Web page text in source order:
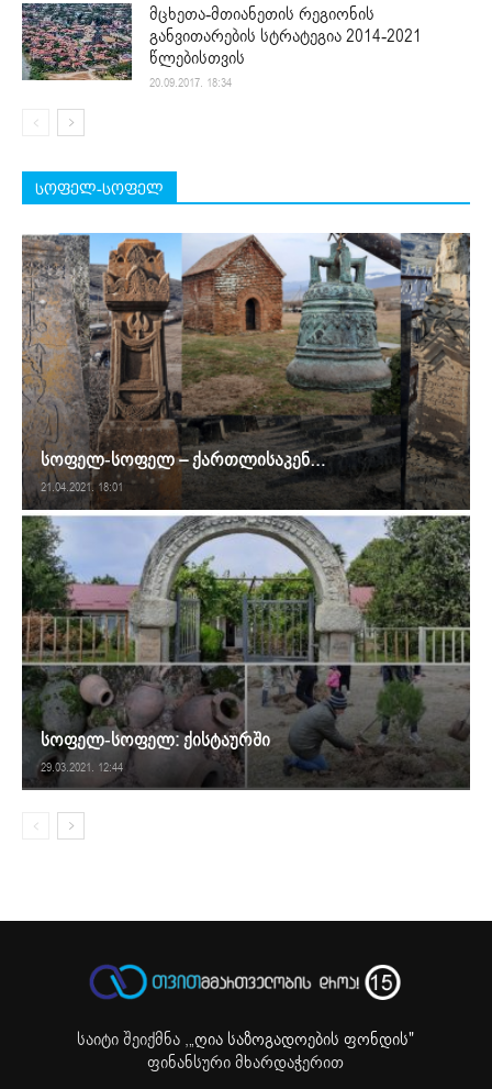
მცხეთა-მთიანეთის რეგიონის
განვითარების სტრატეგია 2014-2021
წლებისთვის
20.09.2017. 18:34
სოფელ-სოფელ
სოფელ-სოფელ – ქართლისაკენ…
21.04.2021. 18:01
სოფელ-სოფელ: ქისტაურში
29.03.2021. 12:44
საიტი შეიქმნა ,„ღია საზოგადოების ფონდის"
ფინანსური მხარდაჭერით